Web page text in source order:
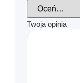
Twoja opinia